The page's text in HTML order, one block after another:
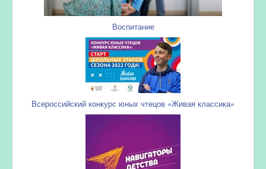
Воспитание
Всероссийский конкурс юных чтецов «Живая классика»